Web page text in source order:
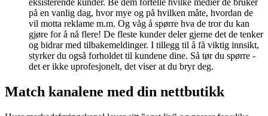
eksisterende kunder. Be dem fortelle hvilke medier de bruker
på en vanlig dag, hvor mye og på hvilken måte, hvordan de
vil motta reklame m.m. Og våg å spørre hva de tror du kan
gjøre for å nå flere! De fleste kunder deler gjerne det de tenker
og bidrar med tilbakemeldinger. I tillegg til å få viktig innsikt,
styrker du også forholdet til kundene dine. Så tør du spørre -
det er ikke uprofesjonelt, det viser at du bryr deg.
Match kanalene med din nettbutikk